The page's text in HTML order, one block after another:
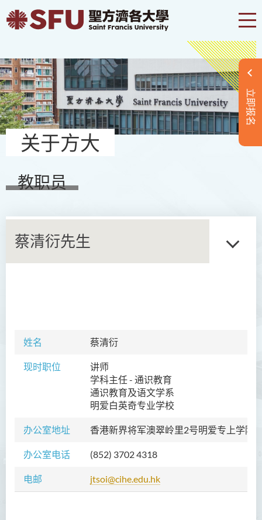
立即报名
关于方大
教职员
蔡清衍先生
姓名 蔡清衍
现时职位
讲师
学科主任 - 通识教育
通识教育及语文学系
明爱白英奇专业学校
办公室地址 香港新界将军澳翠岭里2号明爱专上学院
办公室电话 (852) 3702 4318
电邮 jtsoi@cihe.edu.hk
课程概览
教职员
陈善伟教授
黄炳蔚博士
吴海雅博士